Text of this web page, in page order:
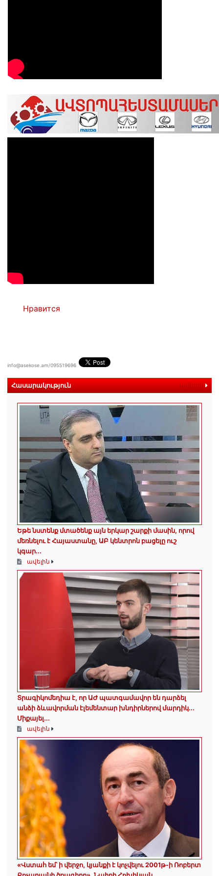
Нравится
info@asekose.am/095519696
Հասարակություն ավելին
Եթե նստենք մտածենք այն երկար շարքի մասին, որով
մեռնելու է Հայաստանը, ԱԲ կենտրոն բացելը ուշ
կգար...
ավելին
Տրագիկոմեդիա է, որ ԱԺ պատգամավոր են դարձել
անձի ձևավորման էլեմենտար խնդիրներով մարդիկ․․․
Միքայել...
ավելին
«Վստահ եմ՝ ի վերջո, կյանքի է կոչվելու 2001թ-ի Ռոբերտ